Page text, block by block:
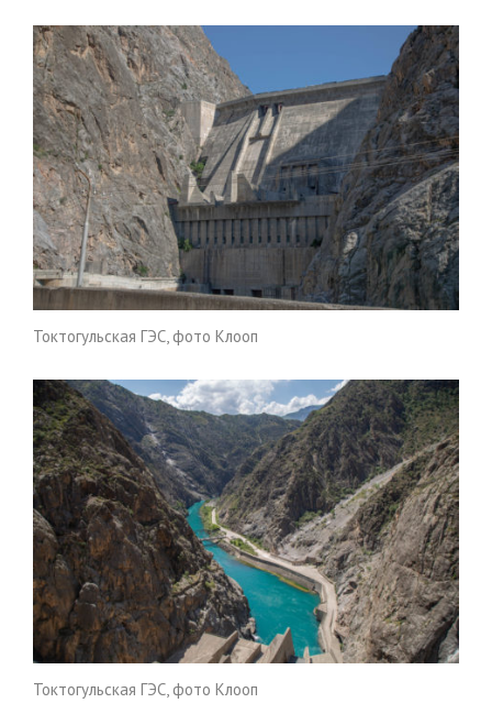
Токтогульская ГЭС, фото Клооп
Токтогульская ГЭС, фото Клооп